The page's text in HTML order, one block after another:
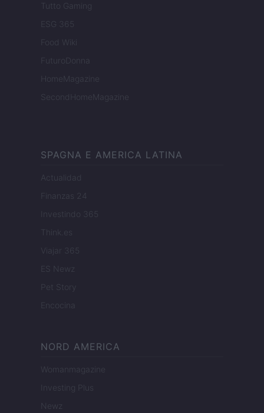
Tutto Gaming
ESG 365
Food Wiki
FuturoDonna
HomeMagazine
SecondHomeMagazine
SPAGNA E AMERICA LATINA
Actualidad
Finanzas 24
Investindo 365
Think.es
Viajar 365
ES Newz
Pet Story
Encocina
NORD AMERICA
Womanmagazine
Investing Plus
Newz